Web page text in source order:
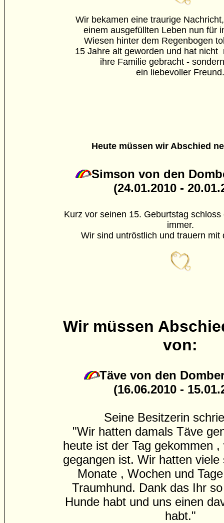
Wir bekamen eine traurige
einem ausgefüllten Leben nun für
Wiesen hinter dem Regenbogen
15 Jahre alt geworden und hat nicht
ihre Familie gebracht -
ein liebevoller
Heute müssen wir Abschied
Simson von den
(24.01.2010 -
Kurz vor seinen 15. Geburtstag
immer.
Wir sind untröstlich und trauern mit
Wir müssen
von:
Täve von den
(16.06.2010 -
Seine Besitzerin
"Wir hatten damals Täve
heute ist der Tag gekommen
gegangen ist. Wir hatten
Monate , Wochen und
Traumhund. Dank das Ihr
Hunde habt und uns einen
habt."